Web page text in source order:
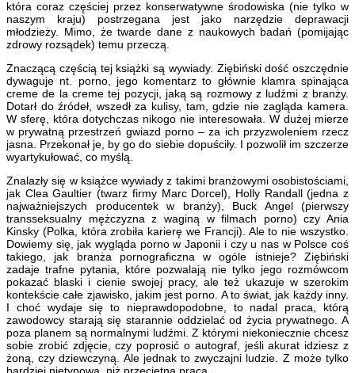
która coraz częściej przez konserwatywne środowiska (nie tylko w
naszym kraju) postrzegana jest jako narzędzie deprawacji
młodzieży. Mimo, że twarde dane z naukowych badań (pomijając
zdrowy rozsądek) temu przeczą.
Znaczącą częścią tej książki są wywiady. Ziębiński dość oszczędnie
dywaguje nt. porno, jego komentarz to głównie klamra spinająca
creme de la creme tej pozycji, jaką są rozmowy z ludźmi z branży.
Dotarł do źródeł, wszedł za kulisy, tam, gdzie nie zagląda kamera.
W sferę, która dotychczas nikogo nie interesowała. W dużej mierze
w prywatną przestrzeń gwiazd porno – za ich przyzwoleniem rzecz
jasna. Przekonał je, by go do siebie dopuściły. I pozwolił im szczerze
wyartykułować, co myślą.
Znalazły się w książce wywiady z takimi branżowymi osobistościami,
jak Clea Gaultier (twarz firmy Marc Dorcel), Holly Randall (jedna z
najważniejszych producentek w branży), Buck Angel (pierwszy
transseksualny mężczyzna z waginą w filmach porno) czy Ania
Kinsky (Polka, która zrobiła karierę we Francji). Ale to nie wszystko.
Dowiemy się, jak wygląda porno w Japonii i czy u nas w Polsce coś
takiego, jak branża pornograficzna w ogóle istnieje? Ziębiński
zadaje trafne pytania, które pozwalają nie tylko jego rozmówcom
pokazać blaski i cienie swojej pracy, ale też ukazuje w szerokim
kontekście całe zjawisko, jakim jest porno. A to świat, jak każdy inny.
I choć wydaje się to nieprawdopodobne, to nadal praca, którą
zawodowcy starają się starannie oddzielać od życia prywatnego. A
poza planem są normalnymi ludźmi. Z którymi niekoniecznie chcesz
sobie zrobić zdjęcie, czy poprosić o autograf, jeśli akurat idziesz z
żoną, czy dziewczyną. Ale jednak to zwyczajni ludzie. Z może tylko
bardziej nietypową, niż przeciętna pracą.